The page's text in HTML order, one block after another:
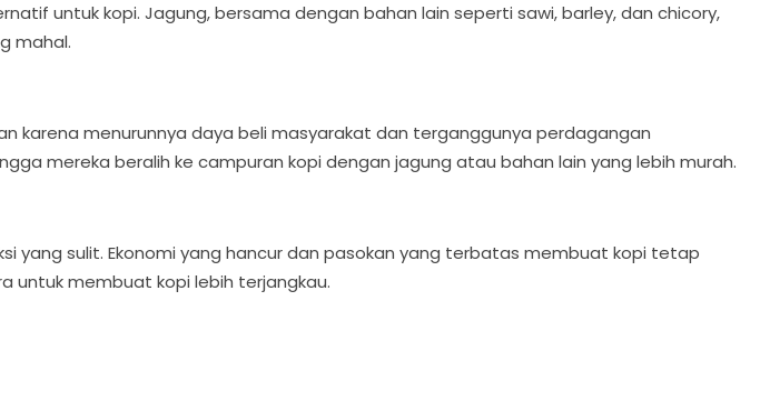
untuk kopi. Jagung, bersama dengan bahan lain seperti sawi, barley, dan chicory,
mahal.
karena menurunnya daya beli masyarakat dan terganggunya perdagangan
mereka beralih ke campuran kopi dengan jagung atau bahan lain yang lebih murah.
yang sulit. Ekonomi yang hancur dan pasokan yang terbatas membuat kopi tetap
untuk membuat kopi lebih terjangkau.